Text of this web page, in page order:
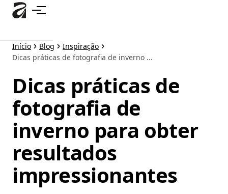
Pular
para
conteúdo
principal
Início Blog
Inspiração
Dicas práticas de fotografia de inverno ...
Dicas práticas de
fotografia de
inverno para obter
resultados
impressionantes